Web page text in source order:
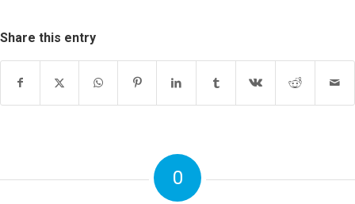
MYR 50将全额到账供您游戏。我们将最低存款额设置在MYR 50，旨
在让所有类型的玩家都能轻松上手，同时保持负责任的博彩环境。
Share this entry
0